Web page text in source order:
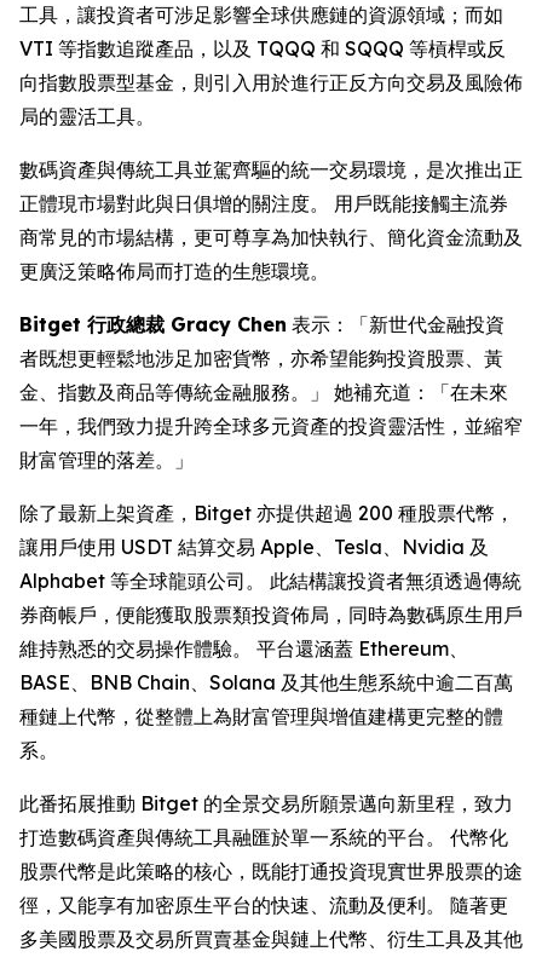
工具，讓投資者可涉足影響全球供應鏈的資源領域；而如
VTI 等指數追蹤產品，以及 TQQQ 和 SQQQ 等槓桿或反
向指數股票型基金，則引入用於進行正反方向交易及風險佈
局的靈活工具。
數碼資產與傳統工具並駕齊驅的統一交易環境，是次推出正
正體現市場對此與日俱增的關注度。 用戶既能接觸主流券
商常見的市場結構，更可尊享為加快執行、簡化資金流動及
更廣泛策略佈局而打造的生態環境。
Bitget 行政總裁 Gracy Chen 表示：「新世代金融投資
者既想更輕鬆地涉足加密貨幣，亦希望能夠投資股票、黃
金、指數及商品等傳統金融服務。」 她補充道：「在未來
一年，我們致力提升跨全球多元資產的投資靈活性，並縮窄
財富管理的落差。」
除了最新上架資產，Bitget 亦提供超過 200 種股票代幣，
讓用戶使用 USDT 結算交易 Apple、Tesla、Nvidia 及
Alphabet 等全球龍頭公司。 此結構讓投資者無須透過傳統
券商帳戶，便能獲取股票類投資佈局，同時為數碼原生用戶
維持熟悉的交易操作體驗。 平台還涵蓋 Ethereum、
BASE、BNB Chain、Solana 及其他生態系統中逾二百萬
種鏈上代幣，從整體上為財富管理與增值建構更完整的體
系。
此番拓展推動 Bitget 的全景交易所願景邁向新里程，致力
打造數碼資產與傳統工具融匯於單一系統的平台。 代幣化
股票代幣是此策略的核心，既能打通投資現實世界股票的途
徑，又能享有加密原生平台的快速、流動及便利。 隨著更
多美國股票及交易所買賣基金與鏈上代幣、衍生工具及其他